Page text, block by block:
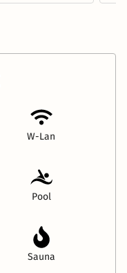
W-Lan
Pool
Sauna